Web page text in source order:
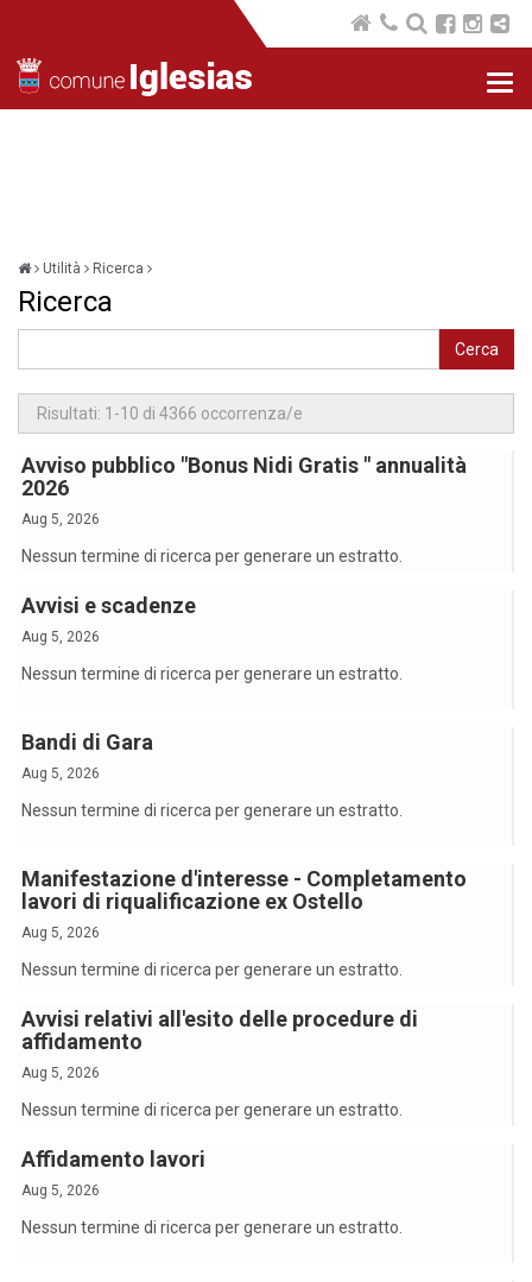
Utilità Ricerca
Ricerca
Cerca
Avviso pubblico "Bonus Nidi Gratis " annualità
2026
Aug 5, 2026
Nessun termine di ricerca per generare un estratto.
Avvisi e scadenze
Aug 5, 2026
Nessun termine di ricerca per generare un estratto.
Bandi di Gara
Aug 5, 2026
Nessun termine di ricerca per generare un estratto.
Manifestazione d'interesse - Completamento
lavori di riqualificazione ex Ostello
Aug 5, 2026
Nessun termine di ricerca per generare un estratto.
Avvisi relativi all'esito delle procedure di
affidamento
Aug 5, 2026
Nessun termine di ricerca per generare un estratto.
Affidamento lavori
Aug 5, 2026
Nessun termine di ricerca per generare un estratto.